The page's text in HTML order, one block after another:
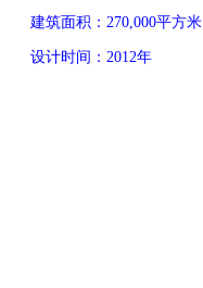
建筑面积 ： 270,000平方米
设计时间： 2012年